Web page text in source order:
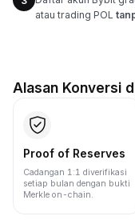
atau trading POL
Alasan Konversi
Proof of Reserves
Cadangan 1:1 diverifikasi
setiap bulan dengan bukti
Merkle on-chain.